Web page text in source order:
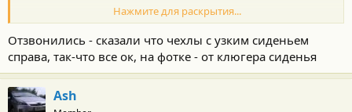
А я , честно говоря думал, что они в курсе. Так уверенно
Нажмите для раскрытия...
Отзвонились - сказали что чехлы с узким сиденьем
справа, так-что все ок, на фотке - от клюгера сиденья
Ash